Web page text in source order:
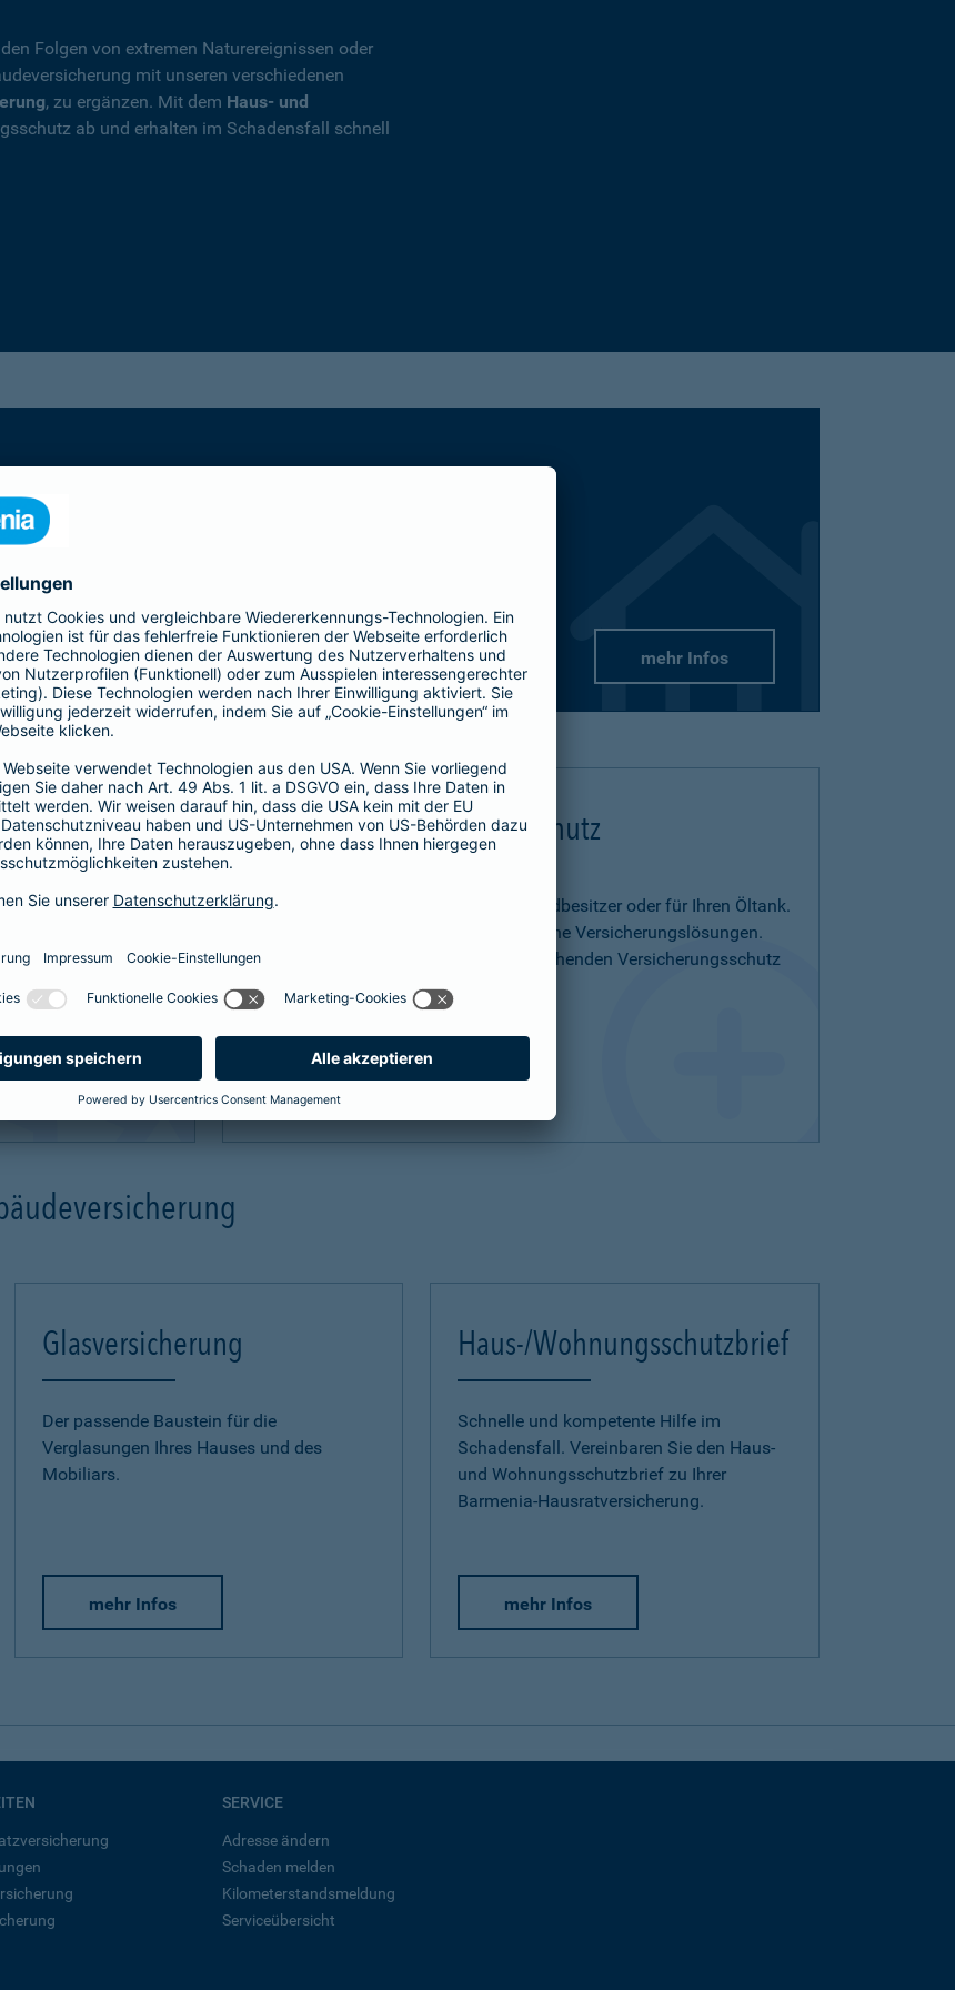
Folgen von extremen Naturereignissen oder
mit unseren verschiedenen
, zu ergänzen. Mit dem Haus- und
ab und erhalten im Schadensfall schnell
Gebäude mit seinen Bestandteilen
Zubehör, wie z. B. Antennen, Markisen,
sind ebenfalls im
Basis-, Top- und Premium-Schutz und
mehr Infos
Ihnen mit der All-
Verlusten durch
zur
Ergänzender Haftpflichtschutz
Ob als Bauherr, bereits Haus- und Grundbesitzer oder für Ihren Öltank.
Individuelle Situationen benötigen eigene Versicherungslösungen.
Hier bietet Ihnen die Barmenia entsprechenden Versicherungsschutz
für Ihre persönliche Situation.
Glasversicherung
Der passende Baustein für die
Verglasungen Ihres Hauses und des
Mobiliars.
mehr Infos
Haus-/Wohnungsschutzbrief
Schnelle und kompetente Hilfe im
Schadensfall. Vereinbaren Sie den Haus-
und Wohnungsschutzbrief zu Ihrer
Barmenia-Hausratversicherung.
mehr Infos
SERVICE
Adresse ändern
Schaden melden
Kilometerstandsmeldung
Serviceübersicht